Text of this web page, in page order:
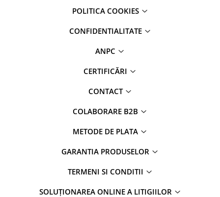
POLITICA COOKIES
CONFIDENTIALITATE
ANPC
CERTIFICĂRI
CONTACT
COLABORARE B2B
METODE DE PLATA
GARANTIA PRODUSELOR
TERMENI SI CONDITII
SOLUȚIONAREA ONLINE A LITIGIILOR